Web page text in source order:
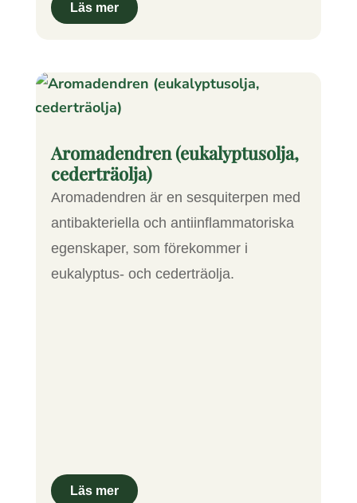
Aromadendren (eukalyptusolja,
cederträolja)
Aromadendren är en sesquiterpen med
antibakteriella och antiinflammatoriska
egenskaper, som förekommer i
eukalyptus- och cederträolja.